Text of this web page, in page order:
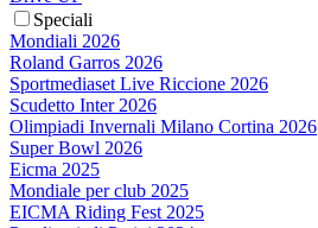
Speciali
Mondiali 2026
Roland Garros 2026
Sportmediaset Live Riccione 2026
Scudetto Inter 2026
Olimpiadi Invernali Milano Cortina 2026
Super Bowl 2026
Eicma 2025
Mondiale per club 2025
EICMA Riding Fest 2025